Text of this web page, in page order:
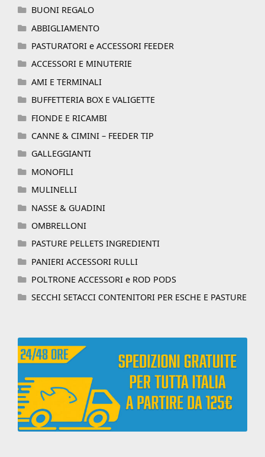
BUONI REGALO
ABBIGLIAMENTO
PASTURATORI e ACCESSORI FEEDER
ACCESSORI E MINUTERIE
AMI E TERMINALI
BUFFETTERIA BOX E VALIGETTE
FIONDE E RICAMBI
CANNE & CIMINI – FEEDER TIP
GALLEGGIANTI
MONOFILI
MULINELLI
NASSE & GUADINI
OMBRELLONI
PASTURE PELLETS INGREDIENTI
PANIERI ACCESSORI RULLI
POLTRONE ACCESSORI e ROD PODS
SECCHI SETACCI CONTENITORI PER ESCHE E PASTURE